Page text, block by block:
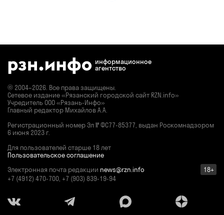
информационное
агентство
© 2004–2026. Все права защищены.
Сетевое издание «Рязанский городской сайт RZN.info»
Учредитель ООО «Рязань-Инфо»
Главный редактор Михайлов А.А.
Регистрационный номер Эл № ФС77-85377, выдан Роскомнадзором
6 июня 2023 г.
Для пользователей старше 18 лет
Пользовательское соглашение
Электронная почта редакции news@rzn.info
18+
+7 (4912) 470-700, +7 (903) 839-19-94